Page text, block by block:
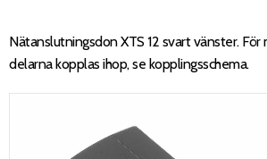
Nätanslutningsdon XTS 12 svart vänster. För
delarna kopplas ihop, se kopplingsschema.